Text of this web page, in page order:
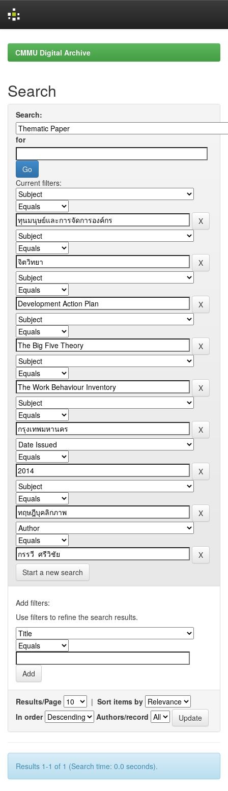
navigationCMMU Digital Archive
Search
Search:
for
Current filters:
Start a new search
Add filters:
Use filters to refine the search results.
Results/Page | Sort items by
In order
Authors/record
Results 1-1 of 1 (Search time: 0.0 seconds).